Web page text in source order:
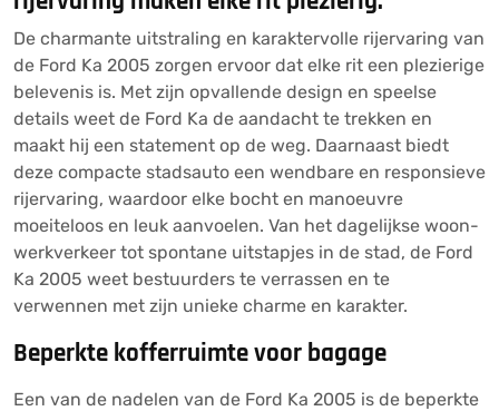
De charmante uitstraling en karaktervolle rijervaring van
de Ford Ka 2005 zorgen ervoor dat elke rit een plezierige
belevenis is. Met zijn opvallende design en speelse
details weet de Ford Ka de aandacht te trekken en
maakt hij een statement op de weg. Daarnaast biedt
deze compacte stadsauto een wendbare en responsieve
rijervaring, waardoor elke bocht en manoeuvre
moeiteloos en leuk aanvoelen. Van het dagelijkse woon-
werkverkeer tot spontane uitstapjes in de stad, de Ford
Ka 2005 weet bestuurders te verrassen en te
verwennen met zijn unieke charme en karakter.
Beperkte kofferruimte voor bagage
Een van de nadelen van de Ford Ka 2005 is de beperkte